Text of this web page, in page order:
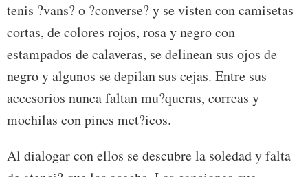
tenis ?vans? o ?converse? y se visten con camisetas
cortas, de colores rojos, rosa y negro con
estampados de calaveras, se delinean sus ojos de
negro y algunos se depilan sus cejas. Entre sus
accesorios nunca faltan mu?queras, correas y
mochilas con pines met?icos.
Al dialogar con ellos se descubre la soledad y falta